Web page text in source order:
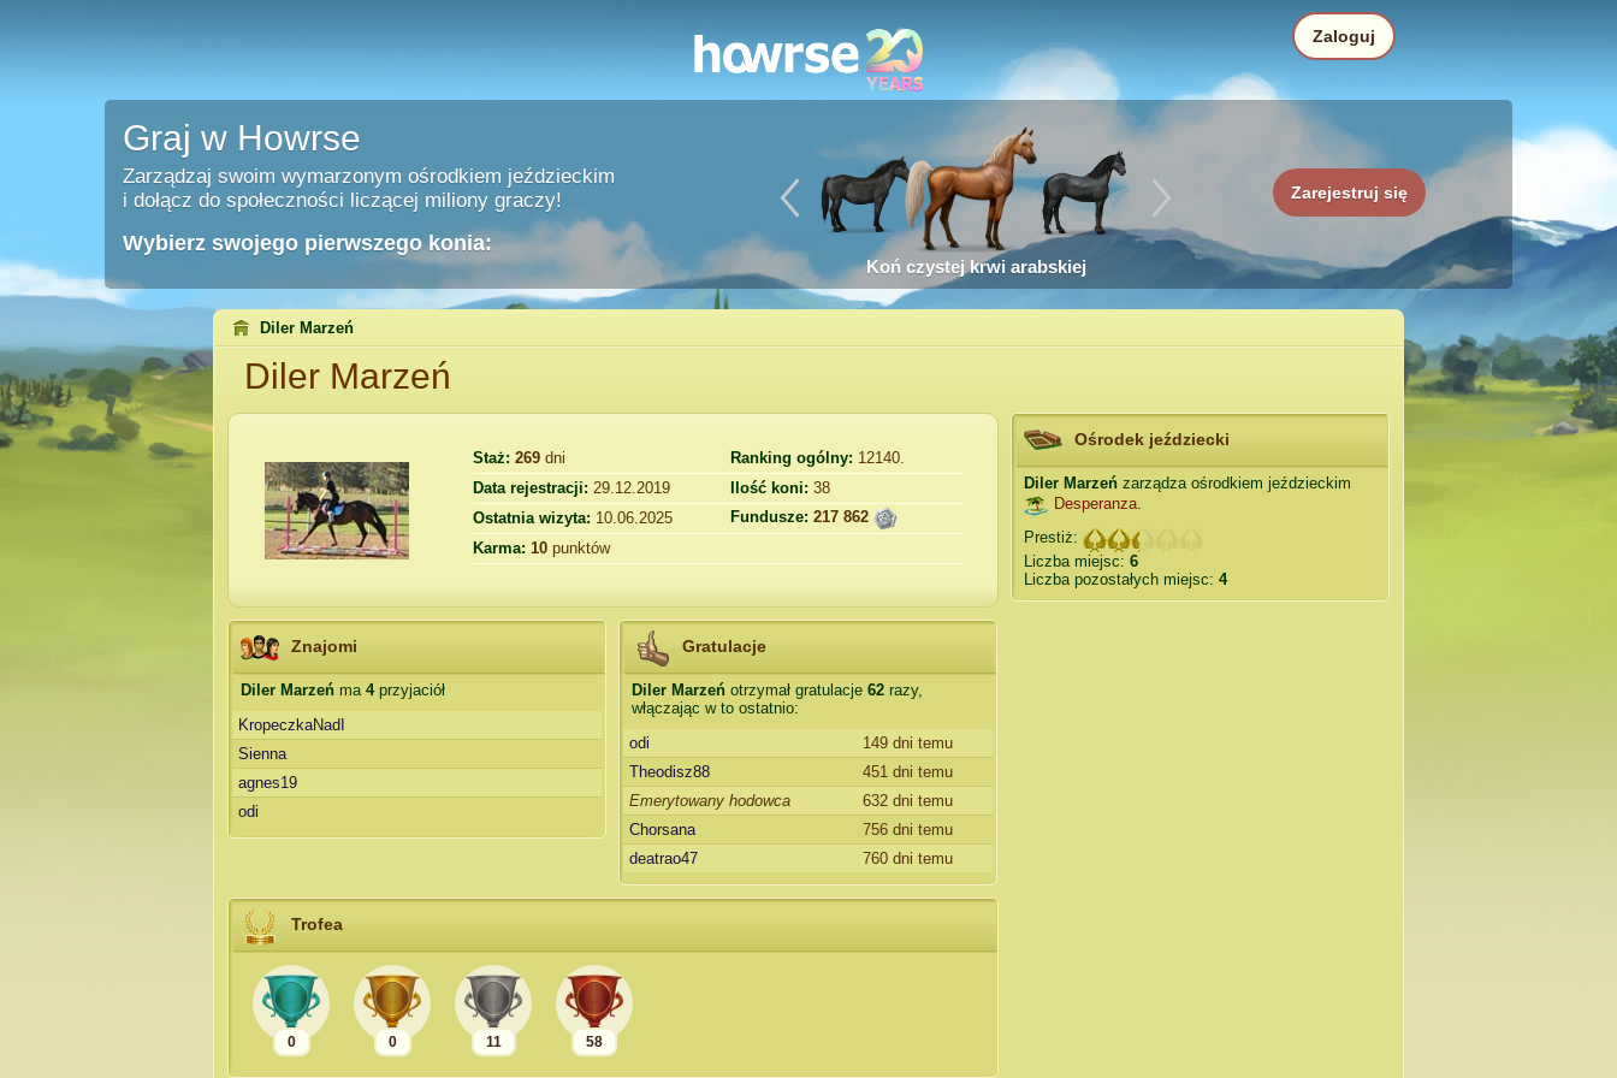
Graj w Howrse
Zarządzaj swoim wymarzonym ośrodkiem jeździeckim
i dołącz do społeczności liczącej miliony graczy!
Wybierz swojego pierwszego konia:
Koń czystej krwi arabskiej
Zarejestruj się
Zaloguj
Diler Marzeń
Diler Marzeń
Staż: 269 dni Ranking ogólny: 12140.
Data rejestracji: 29.12.2019 Ilość koni: 38
Ostatnia wizyta: 10.06.2025 Fundusze: 217 862
Karma: 10 punktów
Znajomi
Diler Marzeń ma 4przyjaciół
KropeczkaNadI
Sienna
agnes19
odi
Gratulacje
Diler Marzeń otrzymał gratulacje 62 razy,
włączając w to ostatnio:
odi
149 dni temu
Theodisz88
451 dni temu
Emerytowany hodowca
632 dni temu
Chorsana
756 dni temu
deatrao47
760 dni temu
Trofea
0 0 11 58
Ośrodek jeździecki
Diler Marzeń zarządza ośrodkiem jeździeckim
Desperanza.
Prestiż:
Liczba miejsc: 6
Liczba pozostałych miejsc: 4